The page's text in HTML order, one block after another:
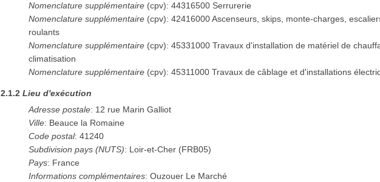
Nomenclature supplémentaire (cpv):44316500 Serrurerie
Nomenclature supplémentaire (cpv):42416000 Ascenseurs, skips, monte-charges,
roulants
Nomenclature supplémentaire (cpv):45331000 Travaux d'installation de matériel de
climatisation
Nomenclature supplémentaire (cpv):45311000 Travaux de câblage et d'installations
2.1.2Lieu d'exécution
Adresse postale: 12 rue Marin Galliot
Ville: Beauce la Romaine
Code postal:41240
Subdivision pays (NUTS): Loir-et-Cher (FRB05)
Pays: France
Informations complémentaires:Ouzouer Le Marché